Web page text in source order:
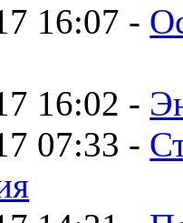
16:07 -
16:02 -
07:33 -